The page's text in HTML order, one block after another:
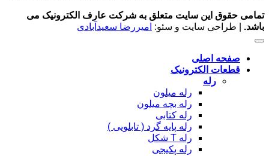
تمامی حقوق این سایت متعلق به شرکت عارف الکترونیک می
باشد. | طراحی سایت و سئو: امیررضا سعیدآبادی
صفحه اصلی
قطعات الکترونیک
رله
رله میلون
رله بچه میلون
رله کتابی
رله پایه گرد ( تابلویی )
رله T شکل
رله پکیجی